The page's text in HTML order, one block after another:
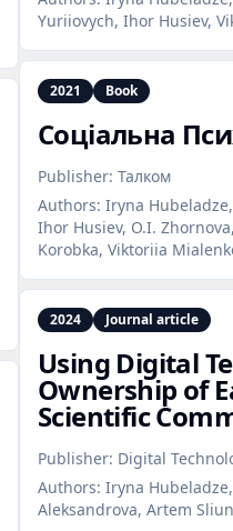
Yuriiovych, Ihor Husiev,
2021 Book
Соціальна
Publisher: Талком
Authors: Iryna
Ihor Husiev, O.I.
Korobka, Viktoriia
2024 Journal article
Using Digital
Ownership of
Scientific
Publisher: Digital
Authors: Iryna
Aleksandrova, Artem